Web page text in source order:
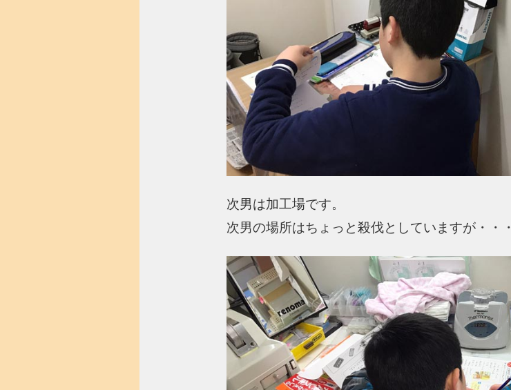
次男は加工場です。
次男の場所はちょっと殺伐としていますが・・・